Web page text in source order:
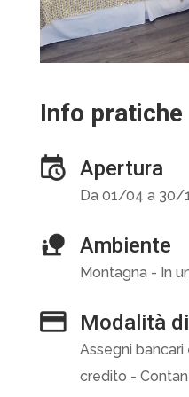
Info pratiche
Apertura
Da 01/04 a 30/
Ambiente
Montagna - In
Modalità
Assegni
credito -